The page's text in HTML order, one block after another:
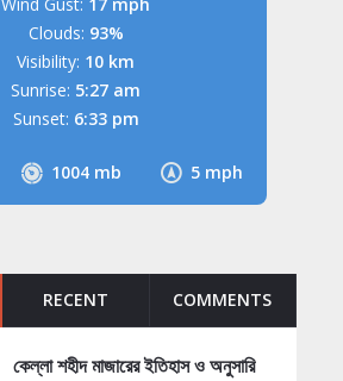
1004 mb 5 mph
Wind Gust: 17 mph
Clouds: 93%
Visibility: 10 km
Sunrise: 5:27 am
Sunset: 6:33 pm
RECENT COMMENTS
কেল্লা শহীদ মাজারের ইতিহাস ও অনুসারি